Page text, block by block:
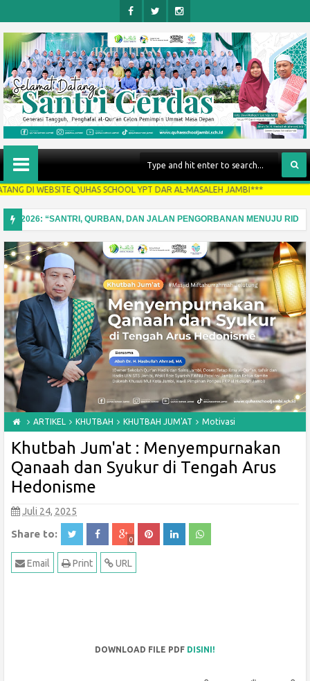
Face
Boo
K
Twitt
Er
Insta
Gra
M
QUHAS SCHOOL YPT DAR AL-MASALEH JAMBI***
2026: “SANTRI, QURBAN, DAN JALAN PENGORBANAN MENUJU RIDHA
Lisan dari Komentar Negatif
ARTIKEL KHUTBAH KHUTBAH JUM'AT Motivasi
Khutbah Jum'at : Menyempurnakan
Qanaah dan Syukur di Tengah Arus
Hedonisme
Juli 24, 2025
Share to: 0
URL
Print
Email
DOWNLOAD FILE PDF DISINI!